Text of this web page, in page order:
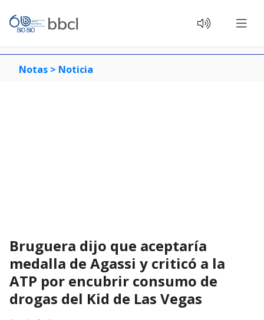
Notas > Noticia
Bruguera dijo que aceptaría
medalla de Agassi y criticó a la
ATP por encubrir consumo de
drogas del Kid de Las Vegas